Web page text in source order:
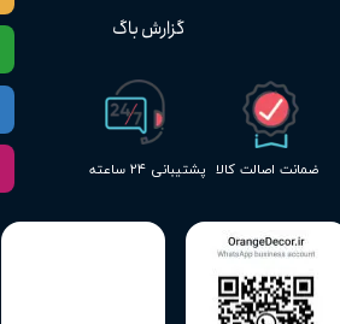
پشتیبانی ۲۴ ساعته ضمانت اصالت کالا
گزارش باگ